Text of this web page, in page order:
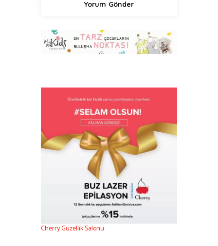
Cherry Güzellik Salonu